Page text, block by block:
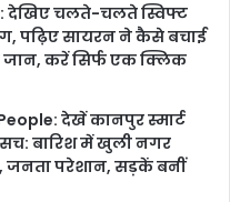
देखिए चलते-चलते स्विफ्ट
पढ़िए सायरन ने कैसे बचाई
करें सिर्फ एक क्लिक
देखें कानपुर स्मार्ट
सच: बारिश में खुली नगर
जनता परेशान, सड़कें बनीं